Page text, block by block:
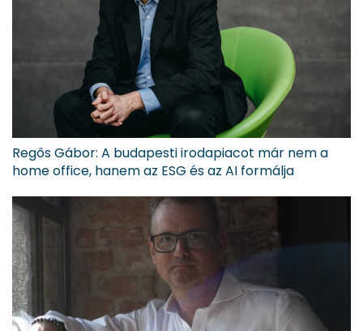
Regős Gábor: A budapesti irodapiacot már nem a
home office, hanem az ESG és az AI formálja